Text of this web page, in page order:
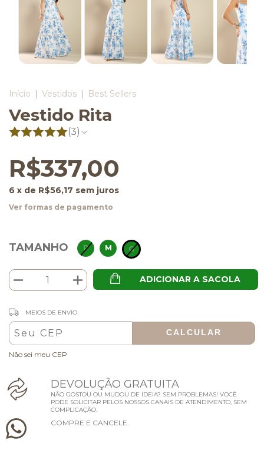
Início | Vestidos | Best Sellers
Vestido Rita
(3)
R$337,00
6 x de R$56,17 sem juros
Ver formas de pagamento
TAMANHO P M G
ADICIONAR A SACOLA
Entregas para o CEP:
MEIOS DE ENVIO
CALCULAR
Não sei meu CEP
DEVOLUÇÃO GRATUITA
NÃO GOSTOU OU MUDOU DE IDEIA? SEM PROBLEMAS! VOCÊ
PODE SOLICITAR PELOS NOSSOS CANAIS DE ATENDIMENTO, SEM
COMPLICAÇÃO.
COMPRE E CANCEL E